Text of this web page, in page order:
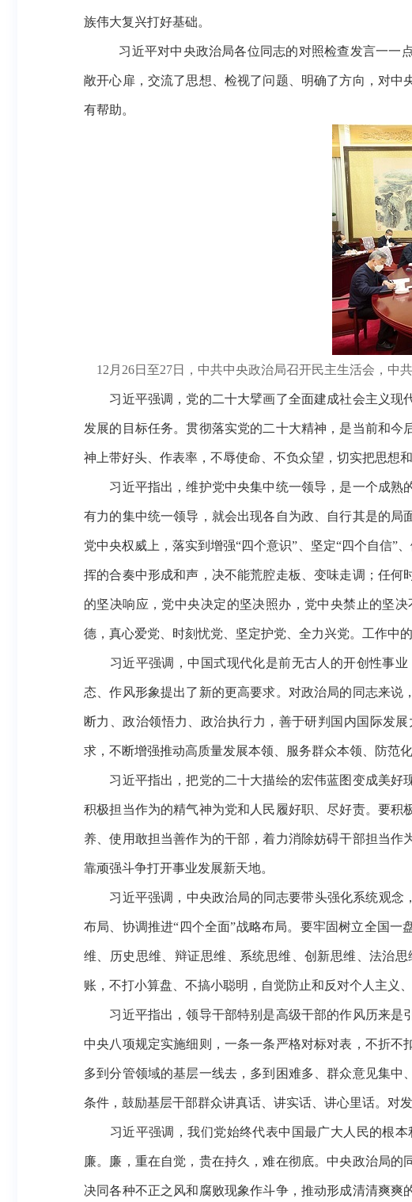
族伟大复兴打好基础。
习近平对中央政治局各位同志的对照检查发言一一
敞开心扉，交流了思想、检视了问题、明确了方向，对
有帮助。
12月26日至27日，中共中央政治局召开民主生活会，中
习近平强调，党的二十大擘画了全面建成社会主义现
发展的目标任务。贯彻落实党的二十大精神，是当前和
神上带好头、作表率，不辱使命、不负众望，切实把思想
习近平指出，维护党中央集中统一领导，是一个成熟
有力的集中统一领导，就会出现各自为政、自行其是的
党中央权威上，落实到增强“四个意识”、坚定“四个自信”
挥的合奏中形成和声，决不能荒腔走板、变味走调；任
的坚决响应，党中央决定的坚决照办，党中央禁止的坚
德，真心爱党、时刻忧党、坚定护党、全力兴党。工作中
习近平强调，中国式现代化是前无古人的开创性事业
态、作风形象提出了新的更高要求。对政治局的同志来
断力、政治领悟力、政治执行力，善于研判国内国际发
求，不断增强推动高质量发展本领、服务群众本领、防范化
习近平指出，把党的二十大描绘的宏伟蓝图变成美好现
积极担当作为的精气神为党和人民履好职、尽好责。要
养、使用敢担当善作为的干部，着力消除妨碍干部担当
靠顽强斗争打开事业发展新天地。
习近平强调，中央政治局的同志要带头强化系统观念
布局、协调推进“四个全面”战略布局。要牢固树立全国
维、历史思维、辩证思维、系统思维、创新思维、法治
账，不打小算盘、不搞小聪明，自觉防止和反对个人主义
习近平指出，领导干部特别是高级干部的作风历来是
中央八项规定实施细则，一条一条严格对标对表，不折不
多到分管领域的基层一线去，多到困难多、群众意见集
条件，鼓励基层干部群众讲真话、讲实话、讲心里话。对
习近平强调，我们党始终代表中国最广大人民的根本
廉。廉，重在自觉，贵在持久，难在彻底。中央政治局
决同各种不正之风和腐败现象作斗争，推动形成清清爽